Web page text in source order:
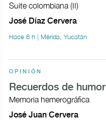
Suite colombiana (II)
José Díaz Cervera
Hace 6 h | Mérida, Yucatán
OPINIÓN
Recuerdos de humor
Memoria hemerográfica
José Juan Cervera